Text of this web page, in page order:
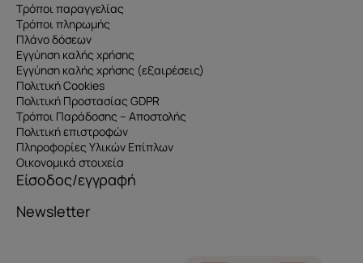
Τρόποι παραγγελίας
Τρόποι πληρωμής
Πλάνο δόσεων
Εγγύηση καλής χρήσης
Εγγύηση καλής χρήσης (εξαιρέσεις)
Πολιτική Cookies
Πολιτική Προστασίας GDPR
Τρόποι Παράδοσης – Αποστολής
Πολιτική επιστροφών
Πληροφορίες Υλικών Επίπλων
Οικονομικά στοιχεία
Είσοδος/εγγραφή
Newsletter